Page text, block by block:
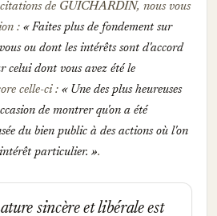
de GUICHARDIN, nous vous
:
Faites plus de fondement sur
ou dont les intérêts sont d'accord
celui dont vous avez été le
celle-ci :
Une des plus heureuses
de montrer qu'on a été
du bien public à des actions où l'on
particulier.
.
sincère et libérale est